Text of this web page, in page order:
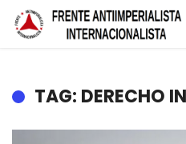
TAG: DERECHO